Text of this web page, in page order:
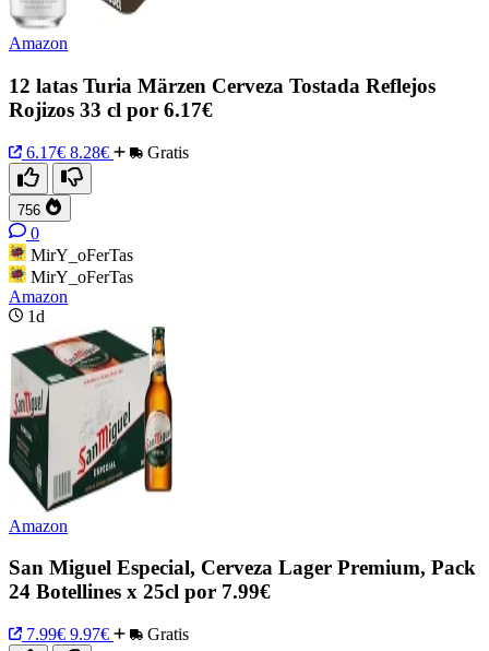
Amazon
12 latas Turia Märzen Cerveza Tostada Reflejos
Rojizos 33 cl por 6.17€
6.17€ 8.28€ Gratis
756
0
MirY_oFerTas
MirY_oFerTas
Amazon
1d
Amazon
San Miguel Especial, Cerveza Lager Premium, Pack
24 Botellines x 25cl por 7.99€
7.99€ 9.97€ Gratis